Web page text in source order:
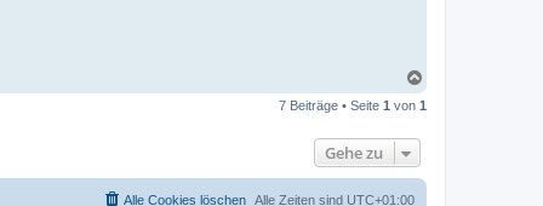
c
7 Beiträge • Seite 1 von 1
Gehe zu
Alle Zeiten sind UTC+01:00
Alle Cookies löschen